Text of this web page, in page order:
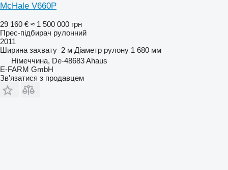
McHale V660P
29 160 € ≈ 1 500 000 грн
Прес-підбирач рулонний
2011
Ширина захвату 2 м Діаметр рулону 1 680 мм
Німеччина, De-48683 Ahaus
E-FARM GmbH
Зв'язатися з продавцем